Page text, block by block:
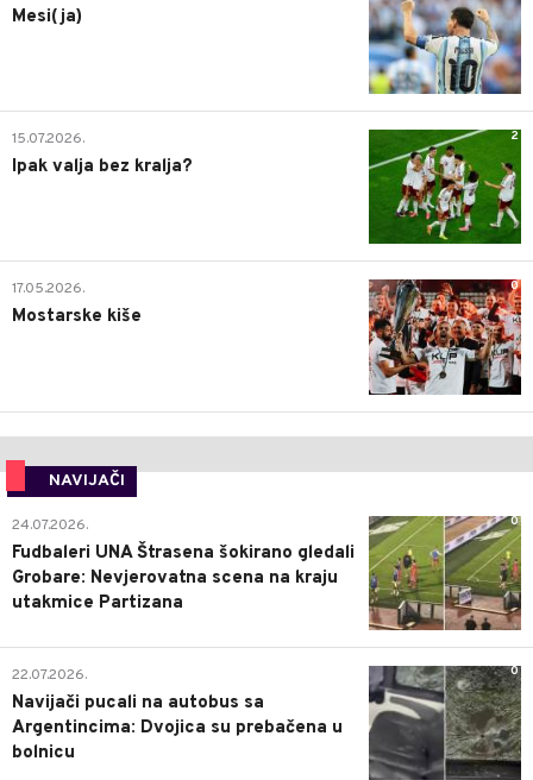
Mesi(ja)
2
15.07.2026.
Ipak valja bez kralja?
0
17.05.2026.
Mostarske kiše
NAVIJAČI
0
24.07.2026.
Fudbaleri UNA Štrasena šokirano gledali
Grobare: Nevjerovatna scena na kraju
utakmice Partizana
0
22.07.2026.
Navijači pucali na autobus sa
Argentincima: Dvojica su prebačena u
bolnicu